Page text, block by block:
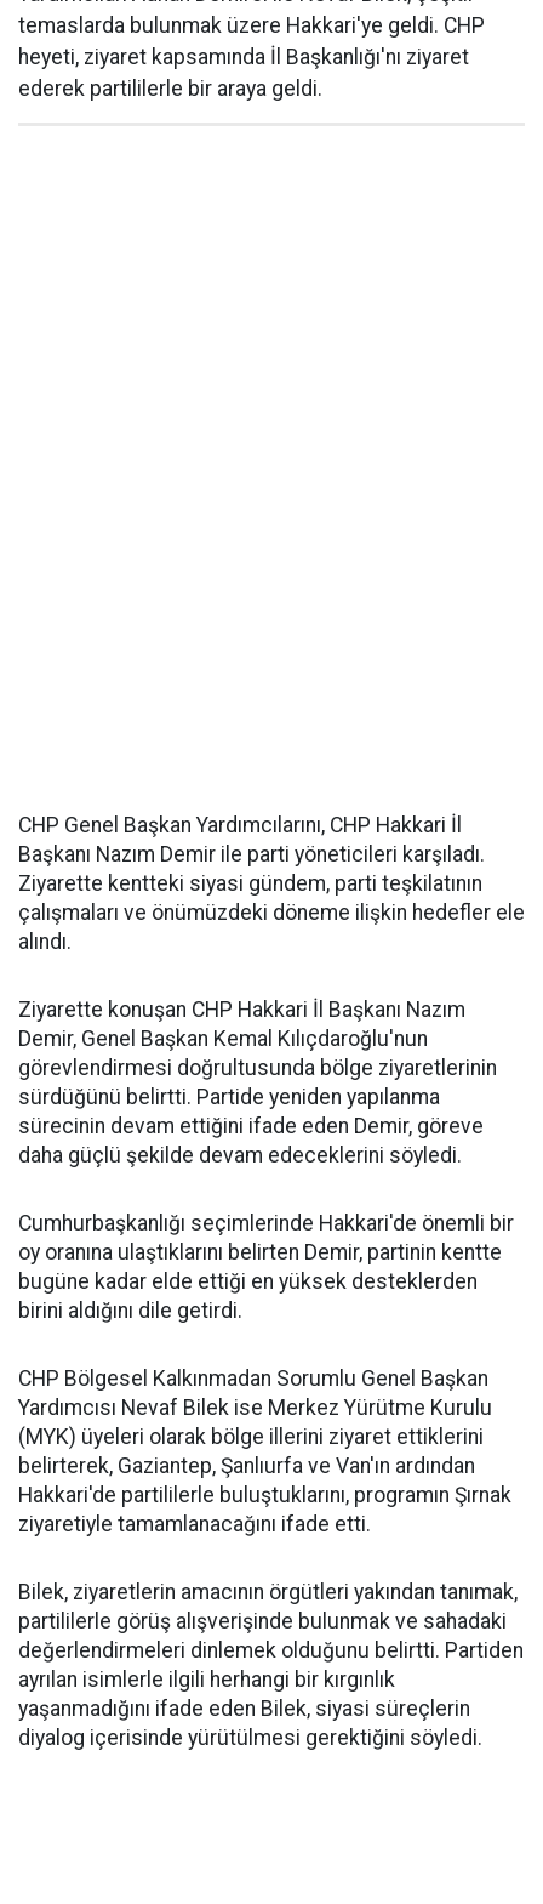
temaslarda bulunmak üzere Hakkari'ye geldi. CHP
heyeti, ziyaret kapsamında İl Başkanlığı'nı ziyaret
ederek partililerle bir araya geldi.
CHP Genel Başkan Yardımcılarını, CHP Hakkari İl
Başkanı Nazım Demir ile parti yöneticileri karşıladı.
Ziyarette kentteki siyasi gündem, parti teşkilatının
çalışmaları ve önümüzdeki döneme ilişkin hedefler ele
alındı.
Ziyarette konuşan CHP Hakkari İl Başkanı Nazım
Demir, Genel Başkan Kemal Kılıçdaroğlu'nun
görevlendirmesi doğrultusunda bölge ziyaretlerinin
sürdüğünü belirtti. Partide yeniden yapılanma
sürecinin devam ettiğini ifade eden Demir, göreve
daha güçlü şekilde devam edeceklerini söyledi.
Cumhurbaşkanlığı seçimlerinde Hakkari'de önemli bir
oy oranına ulaştıklarını belirten Demir, partinin kentte
bugüne kadar elde ettiği en yüksek desteklerden
birini aldığını dile getirdi.
CHP Bölgesel Kalkınmadan Sorumlu Genel Başkan
Yardımcısı Nevaf Bilek ise Merkez Yürütme Kurulu
(MYK) üyeleri olarak bölge illerini ziyaret ettiklerini
belirterek, Gaziantep, Şanlıurfa ve Van'ın ardından
Hakkari'de partililerle buluştuklarını, programın Şırnak
ziyaretiyle tamamlanacağını ifade etti.
Bilek, ziyaretlerin amacının örgütleri yakından tanımak,
partililerle görüş alışverişinde bulunmak ve sahadaki
değerlendirmeleri dinlemek olduğunu belirtti. Partiden
ayrılan isimlerle ilgili herhangi bir kırgınlık
yaşanmadığını ifade eden Bilek, siyasi süreçlerin
diyalog içerisinde yürütülmesi gerektiğini söyledi.